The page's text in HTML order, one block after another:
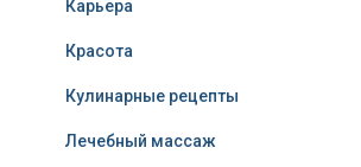
Карьера
Красота
Кулинарные рецепты
Лечебный массаж